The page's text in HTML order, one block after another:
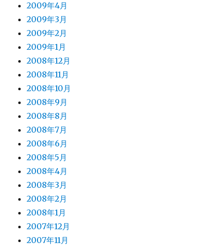
2009年4月
2009年3月
2009年2月
2009年1月
2008年12月
2008年11月
2008年10月
2008年9月
2008年8月
2008年7月
2008年6月
2008年5月
2008年4月
2008年3月
2008年2月
2008年1月
2007年12月
2007年11月